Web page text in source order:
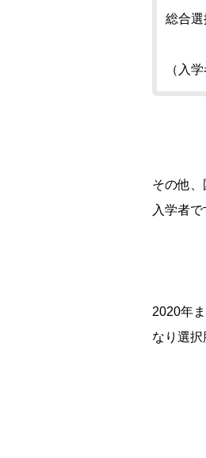
総合選
（入
その他
入学者
2020年
なり選択